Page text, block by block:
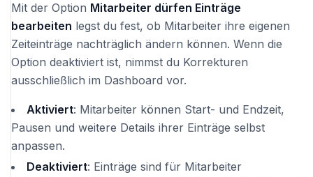
Mit der Option Mitarbeiter dürfen Einträge
bearbeiten legst du fest, ob Mitarbeiter ihre eigenen
Zeiteinträge nachträglich ändern können. Wenn die
Option deaktiviert ist, nimmst du Korrekturen
ausschließlich im Dashboard vor.
Aktiviert: Mitarbeiter können Start- und Endzeit,
Pausen und weitere Details ihrer Einträge selbst
anpassen.
Deaktiviert: Einträge sind für Mitarbeiter